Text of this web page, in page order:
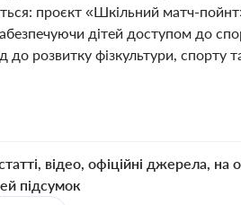
проєкт «Шкільний матч-
дітей доступом до
до розвитку фізкультури, спорту
відео, офіційні джерела, на
підсумок